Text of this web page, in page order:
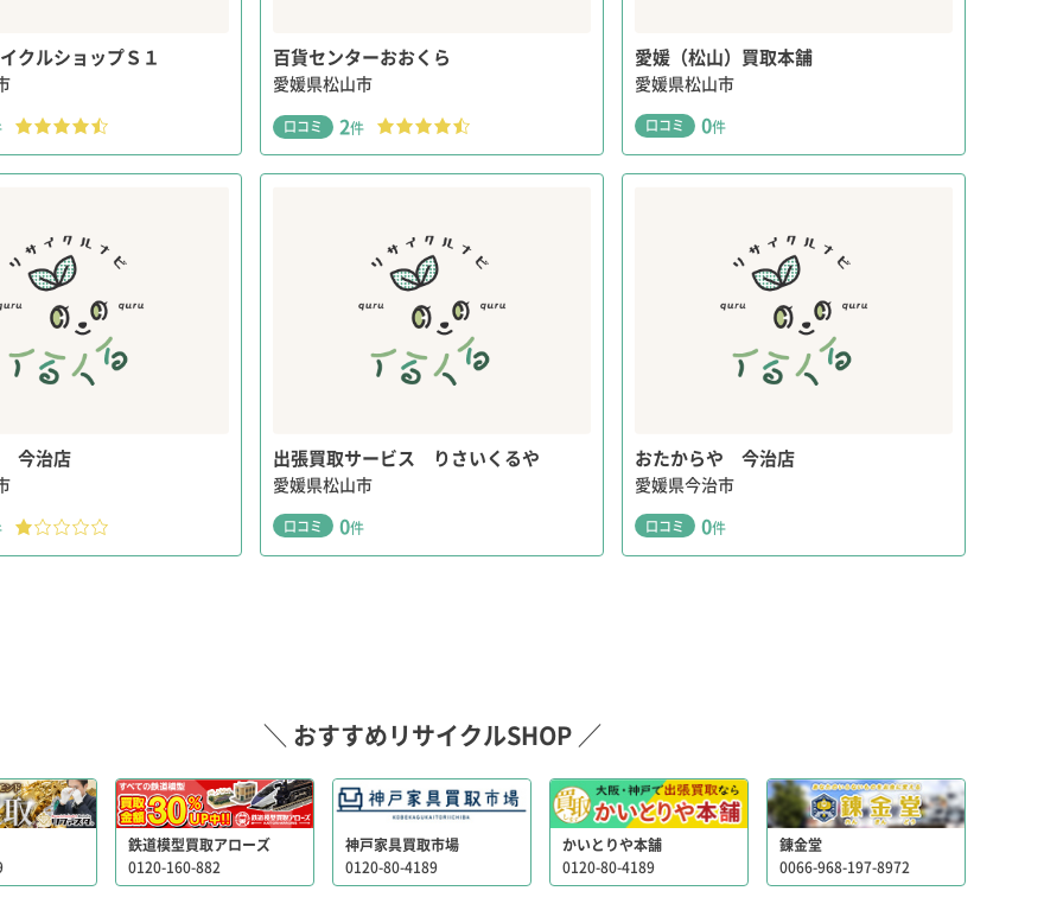
クルショップＳ１ 百貨センターおおくら
愛媛県松山市
口コミ 2件
愛媛（松山）買取本舗
愛媛県松山市
口コミ 0件
今治店 出張買取サービス りさいくるや
愛媛県松山市
口コミ 0件
おたからや 今治店
愛媛県今治市
口コミ 0件
＼ おすすめリサイクルSHOP ／
鉄道模型買取アローズ
0120-160-882
神戸家具買取市場
0120-80-4189
かいとりや本舗
0120-80-4189
錬金堂
0066-968-197-8972